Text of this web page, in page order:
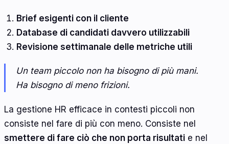
Brief esigenti con il cliente
Database di candidati davvero utilizzabili
Revisione settimanale delle metriche utili
Un team piccolo non ha bisogno di più mani.
Ha bisogno di meno frizioni.
La gestione HR efficace in contesti piccoli non
consiste nel fare di più con meno. Consiste nel
smettere di fare ciò che non porta risultati e nel